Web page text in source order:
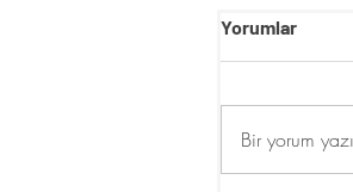
Yorumlar
Bir yorum